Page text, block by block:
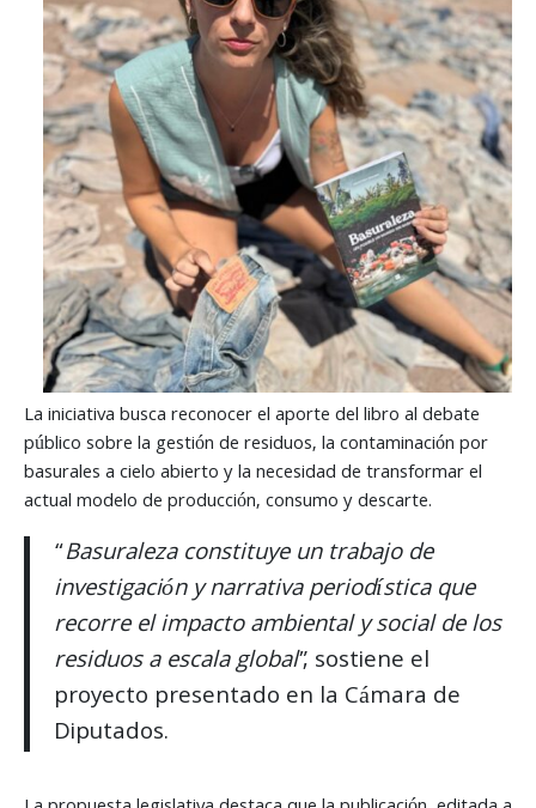
La iniciativa busca reconocer el aporte del libro al debate
público sobre la gestión de residuos, la contaminación por
basurales a cielo abierto y la necesidad de transformar el
actual modelo de producción, consumo y descarte.
“Basuraleza constituye un trabajo de
investigación y narrativa periodística que
recorre el impacto ambiental y social de los
residuos a escala global”, sostiene el
proyecto presentado en la Cámara de
Diputados.